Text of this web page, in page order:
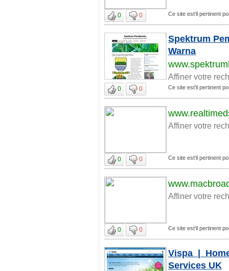
0 0 Ce site est'il pertinent
Spektrum
Warna
Affiner votre
0 0 Ce site est'il pertinent
Affiner votre
0 0 Ce site est'il pertinent
Affiner votre
0 0 Ce site est'il pertinent
Vispa |
Services UK